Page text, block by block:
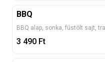
BBQ
3 490 Ft